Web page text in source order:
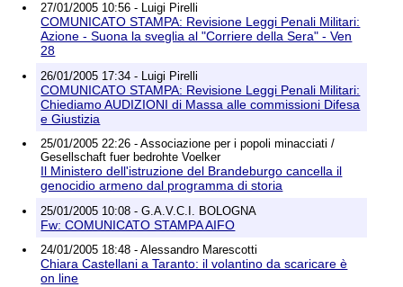
27/01/2005 10:56 - Luigi Pirelli
COMUNICATO STAMPA: Revisione Leggi Penali Militari:
Azione - Suona la sveglia al "Corriere della Sera" - Ven
28
26/01/2005 17:34 - Luigi Pirelli
COMUNICATO STAMPA: Revisione Leggi Penali Militari:
Chiediamo AUDIZIONI di Massa alle commissioni Difesa
e Giustizia
25/01/2005 22:26 - Associazione per i popoli minacciati /
Gesellschaft fuer bedrohte Voelker
Il Ministero dell'istruzione del Brandeburgo cancella il
genocidio armeno dal programma di storia
25/01/2005 10:08 - G.A.V.C.I. BOLOGNA
Fw: COMUNICATO STAMPA AIFO
24/01/2005 18:48 - Alessandro Marescotti
Chiara Castellani a Taranto: il volantino da scaricare è
on line